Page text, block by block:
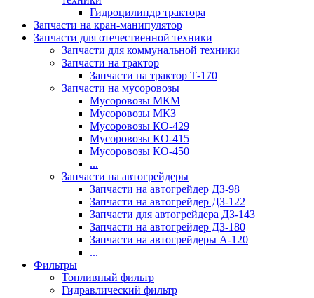
Гидроцилиндр трактора
Запчасти на кран-манипулятор
Запчасти для отечественной техники
Запчасти для коммунальной техники
Запчасти на трактор
Запчасти на трактор Т-170
Запчасти на мусоровозы
Мусоровозы МКМ
Мусоровозы МКЗ
Мусоровозы КО-429
Мусоровозы КО-415
Мусоровозы КО-450
...
Запчасти на автогрейдеры
Запчасти на автогрейдер ДЗ-98
Запчасти на автогрейдер ДЗ-122
Запчасти для автогрейдера ДЗ-143
Запчасти на автогрейдер ДЗ-180
Запчасти на автогрейдеры А-120
...
Фильтры
Топливный фильтр
Гидравлический фильтр